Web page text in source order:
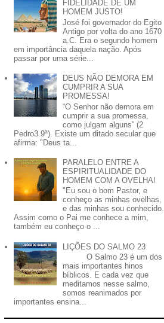
FIDELIDADE DE UM
HOMEM JUSTO!
José foi governador do Egito
Antigo por volta do ano 1670
a.C. Era o segundo homem
em importância daquela nação. Após
passar por uma série...
DEUS NÃO DEMORA EM
CUMPRIR A SUA
PROMESSA!
“O Senhor não demora em
cumprir a sua promessa,
como julgam alguns” (2
Pedro3.9ª). Existe um ditado secular que
afirma: "Deus ta...
PARALELO ENTRE A
ESPIRITUALIDADE DO
HOMEM COM A OVELHA!
"Eu sou o bom Pastor, e
conheço as minhas ovelhas,
e das minhas sou conhecido.
Assim como o Pai me conhece a mim,
também eu conheço o ...
LIÇÕES DO SALMO 23
O Salmo 23 é um dos
mais importantes hinos
bíblicos. E cada vez que
meditamos nesse salmo,
somos reanimados por
importantes ensina...